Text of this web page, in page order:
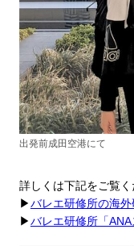
出発前成田空港にて
詳しくは下記をご覧く
▶バレエ研修所の海外
▶バレエ研修所「ANA